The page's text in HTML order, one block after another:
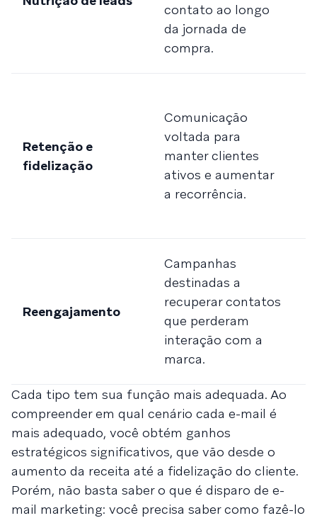
contato ao longo
da jornada de
compra.
Retenção e
fidelização
Comunicação
voltada para
manter clientes
ativos e aumentar
a recorrência.
Reengajamento
Campanhas
destinadas a
recuperar contatos
que perderam
interação com a
marca.
Cada tipo tem sua função mais adequada. Ao
compreender em qual cenário cada e-mail é
mais adequado, você obtém ganhos
estratégicos significativos, que vão desde o
aumento da receita até a fidelização do cliente.
Porém, não basta saber o que é disparo de e-
mail marketing: você precisa saber como fazê-lo